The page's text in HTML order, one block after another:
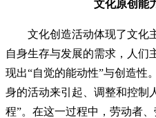
文化原创能
文化创造活动体现了文化
自身生存与发展的需求，人们
现出“自觉的能动性”与创造性
身的活动来引起、调整和控制
程”。在这一过程中，劳动者